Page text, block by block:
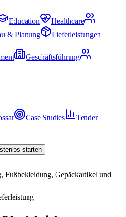
Education
Healthcare
& Planung
Lieferleistungen
Geschäftsführung
Case Studies
Tender
starten
Fußbekleidung, Gepäckartikel und